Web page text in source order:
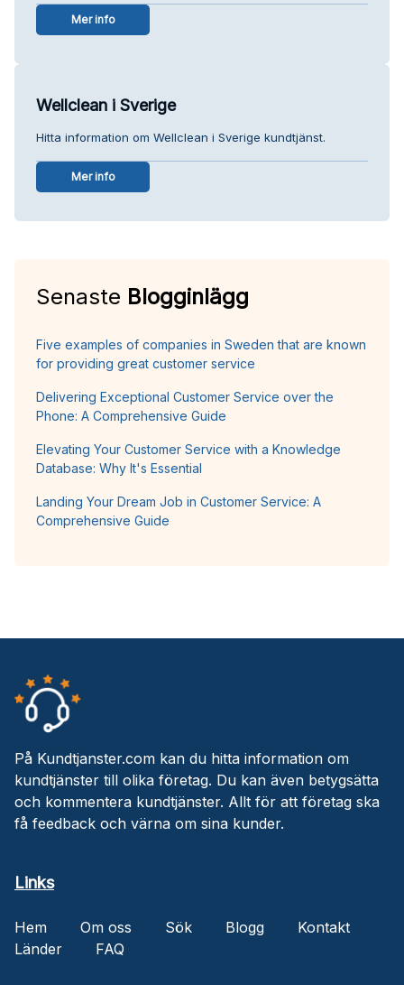
Mer info
Wellclean i Sverige
Hitta information om Wellclean i Sverige kundtjänst.
Mer info
Senaste Blogginlägg
Five examples of companies in Sweden that are known
for providing great customer service
Delivering Exceptional Customer Service over the
Phone: A Comprehensive Guide
Elevating Your Customer Service with a Knowledge
Database: Why It's Essential
Landing Your Dream Job in Customer Service: A
Comprehensive Guide
På Kundtjanster.com kan du hitta information om
kundtjänster till olika företag. Du kan även betygsätta
och kommentera kundtjänster. Allt för att företag ska
få feedback och värna om sina kunder.
Links
Hem Om oss Sök Blogg
Kontakt
Länder
FAQ